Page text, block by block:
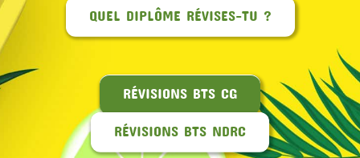
QUEL DIPLÔME RÉVISES-TU ?
RÉVISIONS BTS CG
RÉVISIONS BTS NDRC